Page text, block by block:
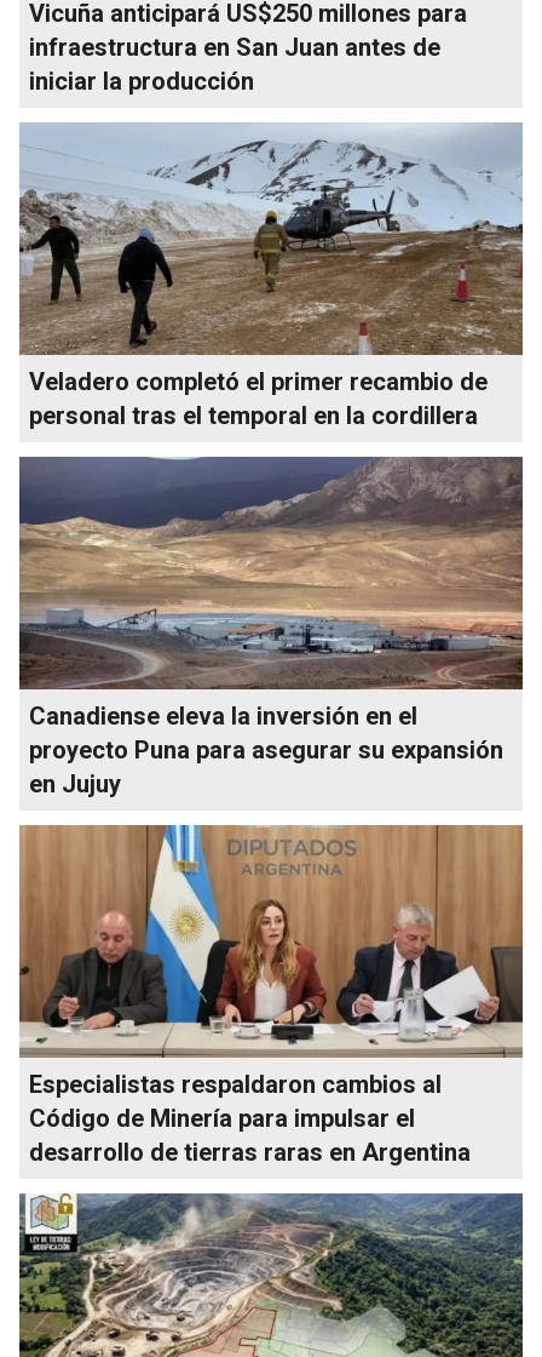
Vicuña anticipará US$250 millones para
infraestructura en San Juan antes de
iniciar la producción
Veladero completó el primer recambio de
personal tras el temporal en la cordillera
Canadiense eleva la inversión en el
proyecto Puna para asegurar su expansión
en Jujuy
Especialistas respaldaron cambios al
Código de Minería para impulsar el
desarrollo de tierras raras en Argentina